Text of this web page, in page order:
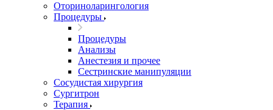
Оториноларингология
Процедуры
Процедуры
Анализы
Анестезия и прочее
Сестринские манипуляции
Сосудистая хирургия
Сургитрон
Терапия